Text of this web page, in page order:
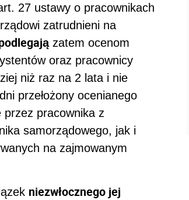
27 ustawy o pracownikach
zatrudnieni na
zatem ocenom
oraz pracownicy
niż raz na 2 lata i nie
przełożony ocenianego
przez pracownika z
samorządowego, jak i
na zajmowanym
niezwłocznego jej